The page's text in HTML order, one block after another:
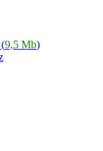
9,5 Mb)